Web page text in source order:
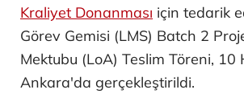
Kraliyet Donanması için tedarik
Görev Gemisi (LMS) Batch 2
Mektubu (LoA) Teslim Töreni, 10
Ankara'da gerçekleştirildi.